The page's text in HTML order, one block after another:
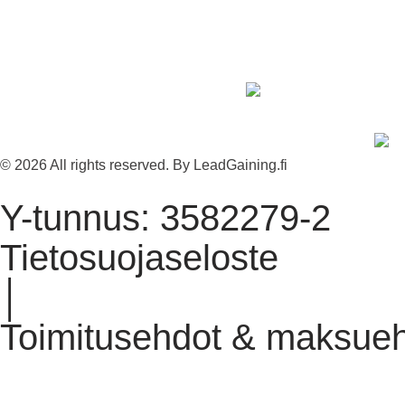
© 2026 All rights reserved. By LeadGaining.fi
Y-tunnus: 3582279-2
Tietosuojaseloste
Toimitusehdot &